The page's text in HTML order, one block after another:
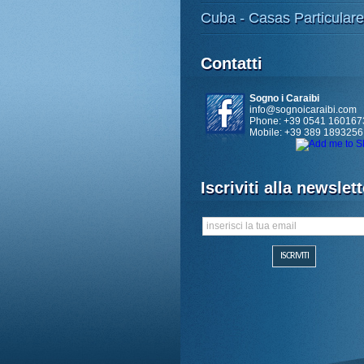
Cuba - Casas
Contatti
Sogno i Caraibi
info@sognoicaraibi.com
Phone: +39 0541
Mobile: +39 389 1893256
Iscriviti alla